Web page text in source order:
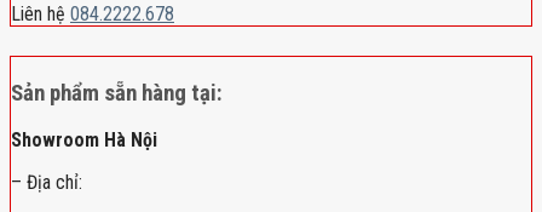
Liên hệ 084.2222.678
Sản phẩm sẵn hàng tại:
Showroom Hà Nội
– Địa chỉ: